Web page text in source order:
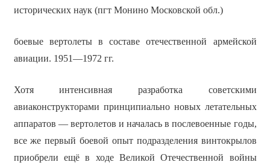
исторических наук (пгт Монино Московской обл.)
боевые вертолеты в составе отечественной армейской
авиации. 1951—1972 гг.
Хотя интенсивная разработка советскими
авиаконструкторами принципиально новых летательных
аппаратов — вертолетов и началась в послевоенные годы,
все же первый боевой опыт подразделения винтокрылов
приобрели ещё в ходе Великой Отечественной войны